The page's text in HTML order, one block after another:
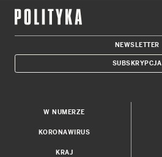
NEWSLETTER
SUBSKRYPCJA
W NUMERZE
KORONAWIRUS
KRAJ